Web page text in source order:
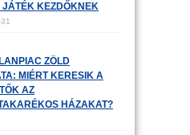
JÁTÉK KEZDŐKNEK
ZÖLD
MIÉRT KERESIK A
AZ
HÁZAKAT?